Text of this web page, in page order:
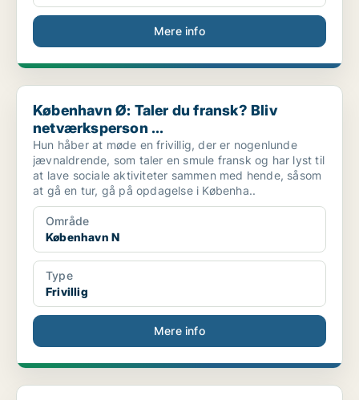
Mere info
København Ø: Taler du fransk? Bliv netværksperson ...
København Ø: Taler du fransk? Bliv
netværksperson ...
Hun håber at møde en frivillig, der er nogenlunde
jævnaldrende, som taler en smule fransk og har lyst til
at lave sociale aktiviteter sammen med hende, såsom
at gå en tur, gå på opdagelse i Københa..
Område
København N
Type
Frivillig
Mere info
København N: Vil du være nogens hverdagshelt i Køb...